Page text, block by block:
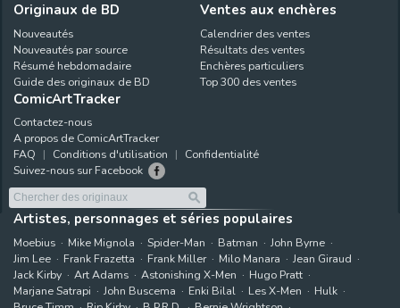
Originaux de BD
Nouveautés
Nouveautés par source
Résumé hebdomadaire
Guide des originaux de BD
Ventes aux enchères
Calendrier des ventes
Résultats des ventes
Enchères particuliers
Top 300 des ventes
ComicArtTracker
Contactez-nous
A propos de ComicArtTracker
FAQ
Conditions d'utilisation
Confidentialité
Suivez-nous sur Facebook
Artistes, personnages et séries populaires
Moebius Mike Mignola Spider-Man Batman
John Byrne
Jim Lee
Frank Frazetta Frank Miller Milo Manara
Jean Giraud
Jack Kirby
Art Adams Astonishing X-Men
Hugo Pratt
Marjane Satrapi
John Buscema Enki Bilal Les X-Men
Hulk